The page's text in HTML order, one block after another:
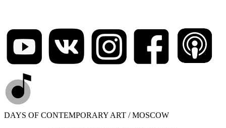
DAYS OF CONTEMPORARY ART / MOSCOW